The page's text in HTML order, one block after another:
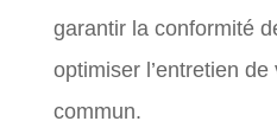
garantir la conformité
optimiser l’entretien
commun.